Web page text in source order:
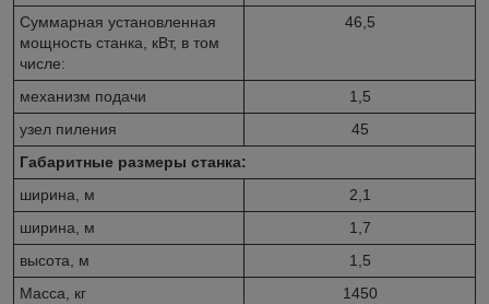
Суммарная установленная
мощность станка, кВт, в том
числе:
46,5
механизм подачи
1,5
узел пиления
45
Габаритные размеры станка:
ширина, м
2,1
ширина, м
1,7
высота, м
1,5
Масса, кг
1450